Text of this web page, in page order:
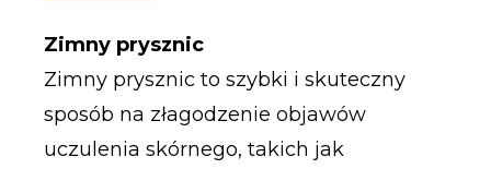
Zimny prysznic
Zimny prysznic to szybki i skuteczny
sposób na złagodzenie objawów
uczulenia skórnego, takich jak